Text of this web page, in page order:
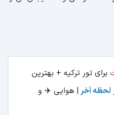
برای تور ترکیه + بهترین
لحظه آخر | هوایی ✈️ و